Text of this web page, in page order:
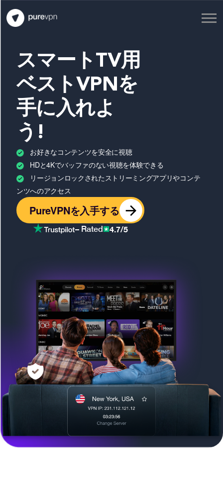
スマートTV用
ベストVPNを
手に入れよ
う !
お好きなコンテンツを安全に視聴
HDと4Kでバッファのない視聴を体験できる
リージョンロックされたストリーミングアプリやコンテ
ンツへのアクセス
PureVPNを入手する
– Rated 4.7/5